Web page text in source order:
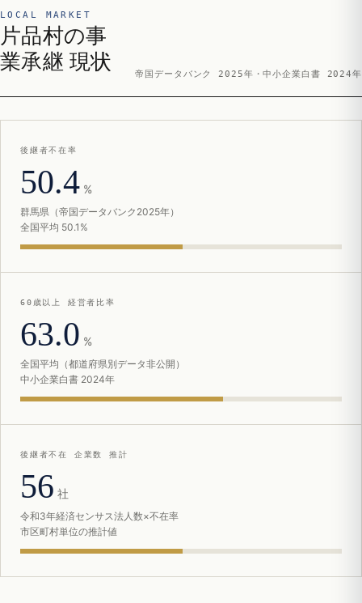
LOCAL MARKET
片品村の事
業承継 現状
帝国データバンク 2025年・中小企業白書 2024年
後継者不在率
50.4 %
群馬県（帝国データバンク2025年）
全国平均 50.1%
60歳以上 経営者比率
63.0 %
全国平均（都道府県別データ非公開）
中小企業白書 2024年
後継者不在 企業数 推計
56 社
令和3年経済センサス法人数×不在率
市区町村単位の推計値